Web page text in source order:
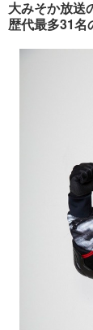
音
ペ
そ
プッシュ通知
大みそか放送
歴代最多31名